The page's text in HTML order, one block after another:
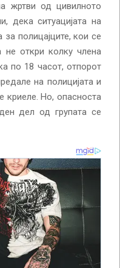
жртви од цивилното
дека ситуацијата на
полицајците, кои се
не откри колку члена
по 18 часот, отпорот
на полицијата и
криеле. Но, опасноста
дел од групата се